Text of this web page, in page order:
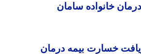
خانواده سامان
خسارت بیمه درمان